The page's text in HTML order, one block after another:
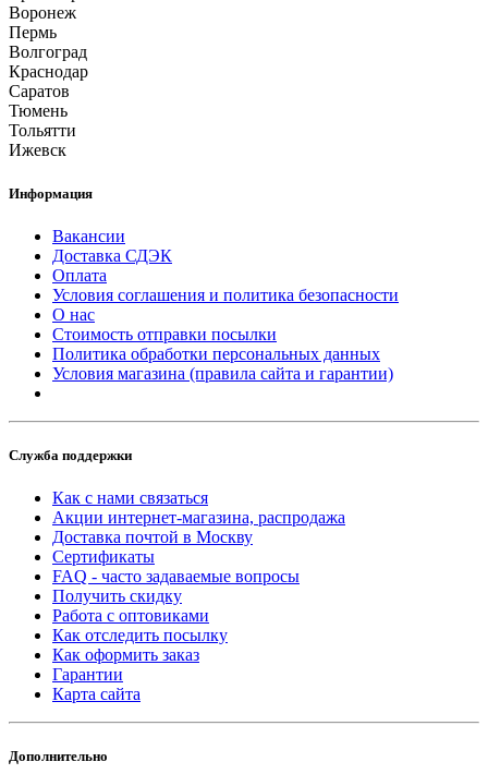
Воронеж
Пермь
Волгоград
Краснодар
Саратов
Тюмень
Тольятти
Ижевск
Информация
Вакансии
Доставка СДЭК
Оплата
Условия соглашения и политика безопасности
О нас
Стоимость отправки посылки
Политика обработки персональных данных
Условия магазина (правила сайта и гарантии)
Служба поддержки
Как с нами связаться
Акции интернет-магазина, распродажа
Доставка почтой в Москву
Сертификаты
FAQ - часто задаваемые вопросы
Получить скидку
Работа с оптовиками
Как отследить посылку
Как оформить заказ
Гарантии
Карта сайта
Дополнительно